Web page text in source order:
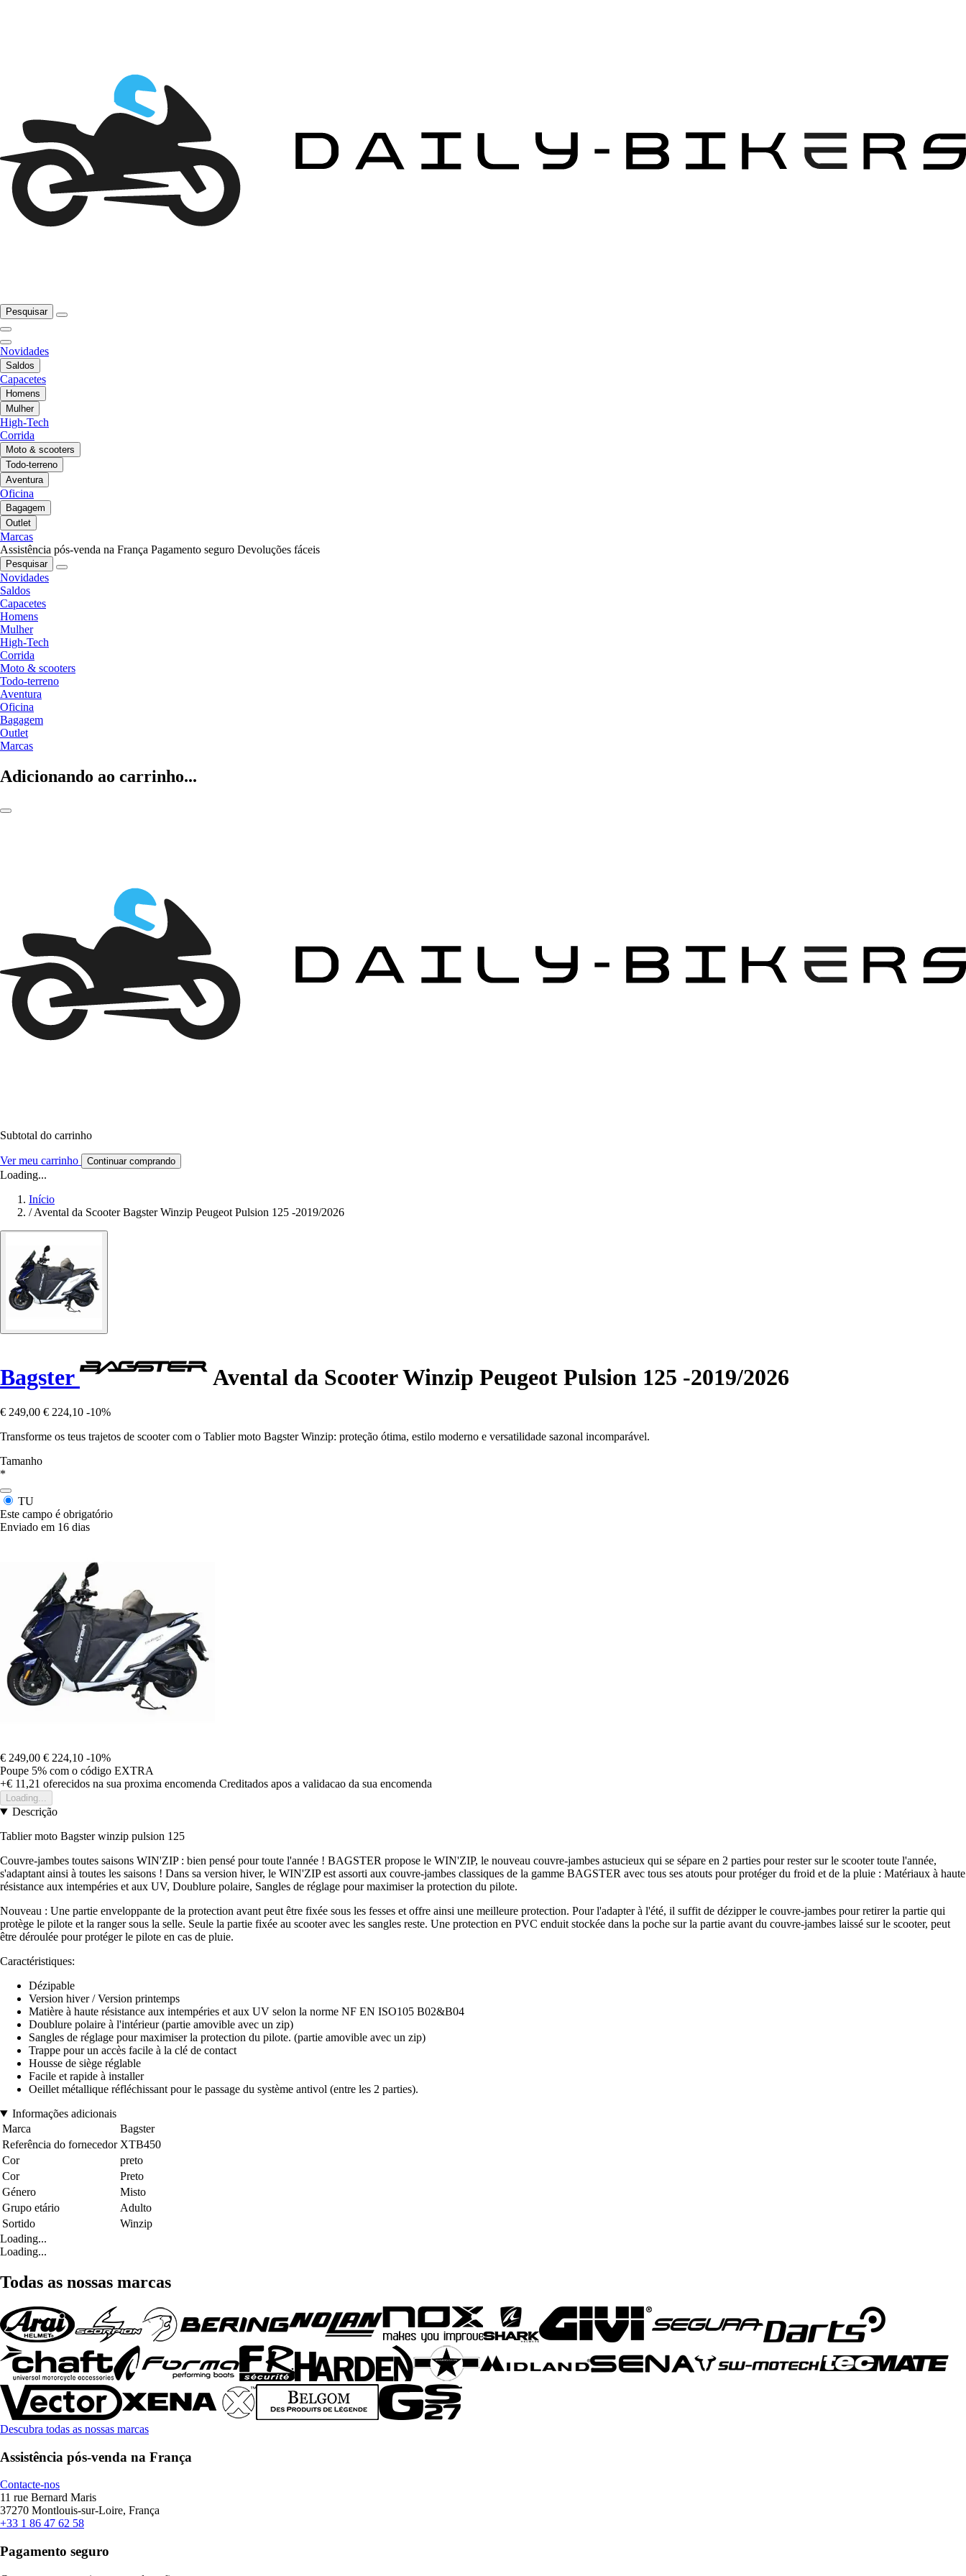
Pesquisar
Novidades
Saldos
Capacetes
Homens
Mulher
High-Tech
Corrida
Moto & scooters
Todo-terreno
Aventura
Oficina
Bagagem
Outlet
Marcas
Assistência pós-venda na França Pagamento seguro Devoluções fáceis
Pesquisar
Novidades
Saldos
Capacetes
Homens
Mulher
High-Tech
Corrida
Moto & scooters
Todo-terreno
Aventura
Oficina
Bagagem
Outlet
Marcas
Adicionando ao carrinho...
Subtotal do carrinho
Ver meu carrinho Continuar comprando
Loading...
Início
/ Avental da Scooter Bagster Winzip Peugeot Pulsion 125 -2019/2026
Bagster Avental da Scooter Winzip Peugeot Pulsion 125 -2019/2026
€ 249,00 € 224,10 -10%
Transforme os teus trajetos de scooter com o Tablier moto Bagster Winzip: proteção ótima, estilo moderno e versatilidade sazonal incomparável.
Tamanho
*
TU
Este campo é obrigatório
Enviado em 16 dias
€ 249,00 € 224,10 -10%
Poupe 5% com o código EXTRA
+€ 11,21 oferecidos na sua proxima encomenda Creditados apos a validacao da sua encomenda
Loading...
Descrição
Tablier moto Bagster winzip pulsion 125
Couvre-jambes toutes saisons WIN'ZIP : bien pensé pour toute l'année ! BAGSTER propose le WIN'ZIP, le nouveau couvre-jambes astucieux qui se sépare en 2 parties pour rester sur le scooter toute l'année,
s'adaptant ainsi à toutes les saisons ! Dans sa version hiver, le WIN'ZIP est assorti aux couvre-jambes classiques de la gamme BAGSTER avec tous ses atouts pour protéger du froid et de la pluie : Matériaux à haute
résistance aux intempéries et aux UV, Doublure polaire, Sangles de réglage pour maximiser la protection du pilote.
Nouveau : Une partie enveloppante de la protection avant peut être fixée sous les fesses et offre ainsi une meilleure protection. Pour l'adapter à l'été, il suffit de dézipper le couvre-jambes pour retirer la partie qui
protège le pilote et la ranger sous la selle. Seule la partie fixée au scooter avec les sangles reste. Une protection en PVC enduit stockée dans la poche sur la partie avant du couvre-jambes laissé sur le scooter, peut
être déroulée pour protéger le pilote en cas de pluie.
Caractéristiques:
Dézipable
Version hiver / Version printemps
Matière à haute résistance aux intempéries et aux UV selon la norme NF EN ISO105 B02&B04
Doublure polaire à l'intérieur (partie amovible avec un zip)
Sangles de réglage pour maximiser la protection du pilote. (partie amovible avec un zip)
Trappe pour un accès facile à la clé de contact
Housse de siège réglable
Facile et rapide à installer
Oeillet métallique réfléchissant pour le passage du système antivol (entre les 2 parties).
Informações adicionais
Marca
Bagster
Referência do fornecedor XTB450
Cor
preto
Cor
Preto
Género
Misto
Grupo etário
Adulto
Sortido
Winzip
Loading...
Loading...
Todas as nossas marcas
Descubra todas as nossas marcas
Assistência pós-venda na França
Contacte-nos
11 rue Bernard Maris
37270 Montlouis-sur-Loire, França
+33 1 86 47 62 58
Pagamento seguro